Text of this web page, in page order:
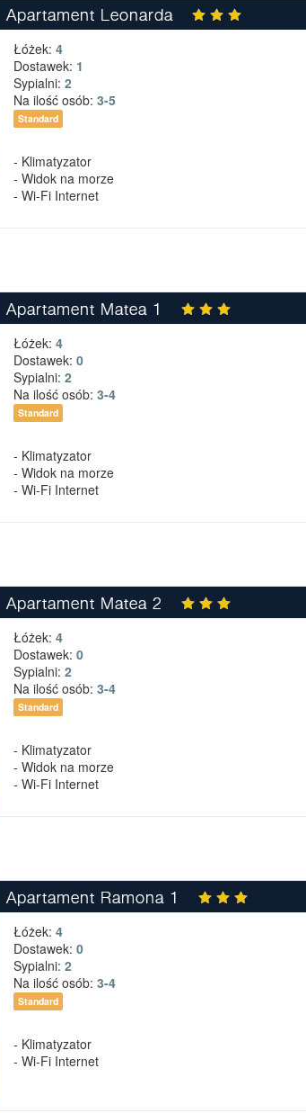
Apartament Leonarda
Łóżek: 4
Dostawek: 1
Sypialni: 2
Na ilość osób: 3-5
Standard
- Klimatyzator
- Widok na morze
- Wi-Fi Internet
Apartament Matea 1
Łóżek: 4
Dostawek: 0
Sypialni: 2
Na ilość osób: 3-4
Standard
- Klimatyzator
- Widok na morze
- Wi-Fi Internet
Apartament Matea 2
Łóżek: 4
Dostawek: 0
Sypialni: 2
Na ilość osób: 3-4
Standard
- Klimatyzator
- Widok na morze
- Wi-Fi Internet
Apartament Ramona 1
Łóżek: 4
Dostawek: 0
Sypialni: 2
Na ilość osób: 3-4
Standard
- Klimatyzator
- Wi-Fi Internet